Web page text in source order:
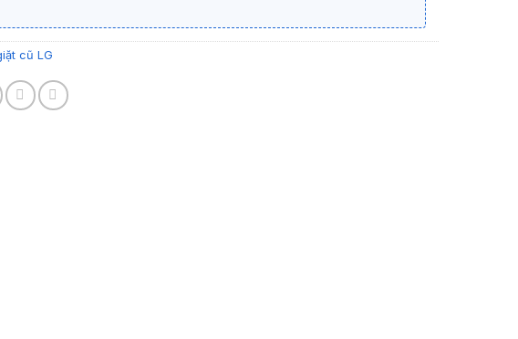
cũ LG